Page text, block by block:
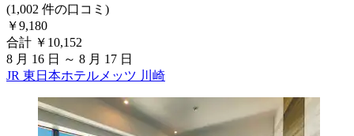
(1,002 件の口コミ)
￥9,180
合計 ￥10,152
8 月 16 日 ～ 8 月 17 日
JR 東日本ホテルメッツ 川崎